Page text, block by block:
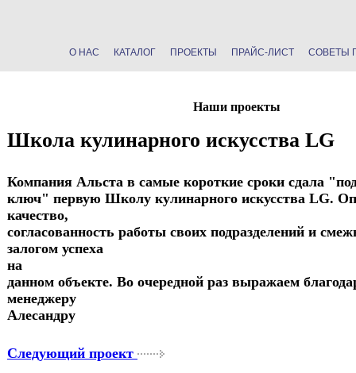
О НАС КАТАЛОГ ПРОЕКТЫ ПРАЙС-ЛИСТ СОВЕТЫ
Наши проекты
Школа кулинарного искусства LG
Компания Альста в самые короткие сроки сдала
ключ" первую Школу кулинарного искусства LG.
качество,
согласованность работы своих подразделений и
залогом успеха
на
данном объекте. Во очередной раз выражаем
менеджеру
Алесандру
Следующий проект